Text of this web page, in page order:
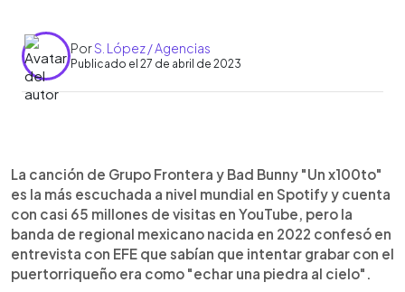
PorS. López / Agencias
Publicado el 27 de abril de 2023
► Escuchar artículo
La canción de Grupo Frontera y Bad Bunny "Un x100to"
es la más escuchada a nivel mundial en Spotify y cuenta
con casi 65 millones de visitas en YouTube, pero la
banda de regional mexicano nacida en 2022 confesó en
entrevista con EFE que sabían que intentar grabar con el
puertorriqueño era como "echar una piedra al cielo".